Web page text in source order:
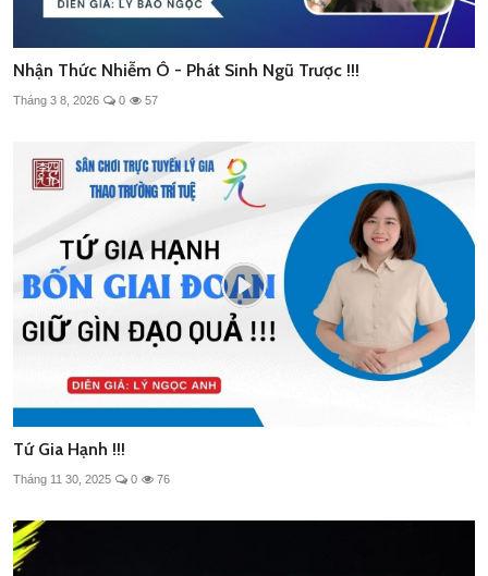
Nhận Thức Nhiễm Ô - Phát Sinh Ngũ Trược !!!
Tháng 3 8, 2026 0 57
Tứ Gia Hạnh !!!
Tháng 11 30, 2025 0 76